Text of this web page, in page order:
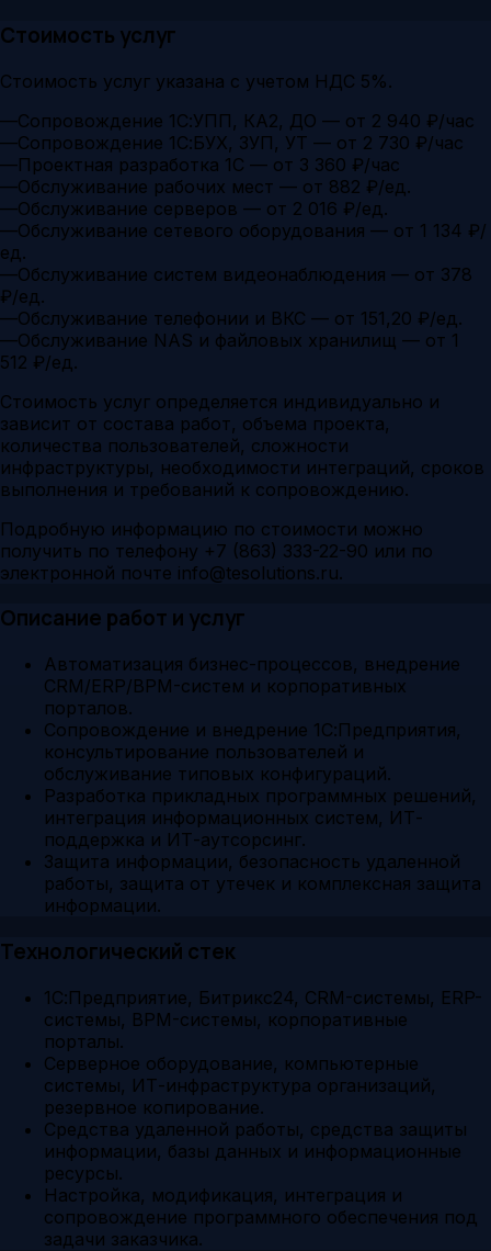
Стоимость услуг
Стоимость услуг указана с учетом НДС 5%.
—Сопровождение 1С:УПП, КА2, ДО — от 2 940 ₽/час
—Сопровождение 1С:БУХ, ЗУП, УТ — от 2 730 ₽/час
—Проектная разработка 1С — от 3 360 ₽/час
—Обслуживание рабочих мест — от 882 ₽/ед.
—Обслуживание серверов — от 2 016 ₽/ед.
—Обслуживание сетевого оборудования — от 1 134 ₽/
ед.
—Обслуживание систем видеонаблюдения — от 378
₽/ед.
—Обслуживание телефонии и ВКС — от 151,20 ₽/ед.
—Обслуживание NAS и файловых хранилищ — от 1
512 ₽/ед.
Стоимость услуг определяется индивидуально и
зависит от состава работ, объема проекта,
количества пользователей, сложности
инфраструктуры, необходимости интеграций, сроков
выполнения и требований к сопровождению.
Подробную информацию по стоимости можно
получить по телефону +7 (863) 333-22-90 или по
электронной почте info@tesolutions.ru.
Описание работ и услуг
Автоматизация бизнес-процессов, внедрение
CRM/ERP/BPM-систем и корпоративных
порталов.
Сопровождение и внедрение 1С:Предприятия,
консультирование пользователей и
обслуживание типовых конфигураций.
Разработка прикладных программных решений,
интеграция информационных систем, ИТ-
поддержка и ИТ-аутсорсинг.
Защита информации, безопасность удаленной
работы, защита от утечек и комплексная защита
информации.
Технологический стек
1С:Предприятие, Битрикс24, CRM-системы, ERP-
системы, BPM-системы, корпоративные
порталы.
Серверное оборудование, компьютерные
системы, ИТ-инфраструктура организаций,
резервное копирование.
Средства удаленной работы, средства защиты
информации, базы данных и информационные
ресурсы.
Настройка, модификация, интеграция и
сопровождение программного обеспечения под
задачи заказчика.